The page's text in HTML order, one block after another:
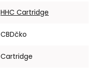
HHC Cartridge
CBDčko
Cartridge